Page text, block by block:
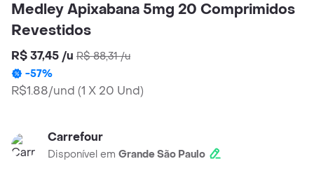
Medley Apixabana 5mg 20 Comprimidos
Revestidos
R$ 37,45 /u R$ 88,31/u
-57%
R$1.88/und (1 X 20 Und)
Carrefour
Disponível em Grande São Paulo